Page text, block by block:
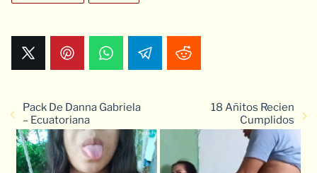
Pack De Danna Gabriela
– Ecuatoriana
18 Añitos Recien
Cumplidos